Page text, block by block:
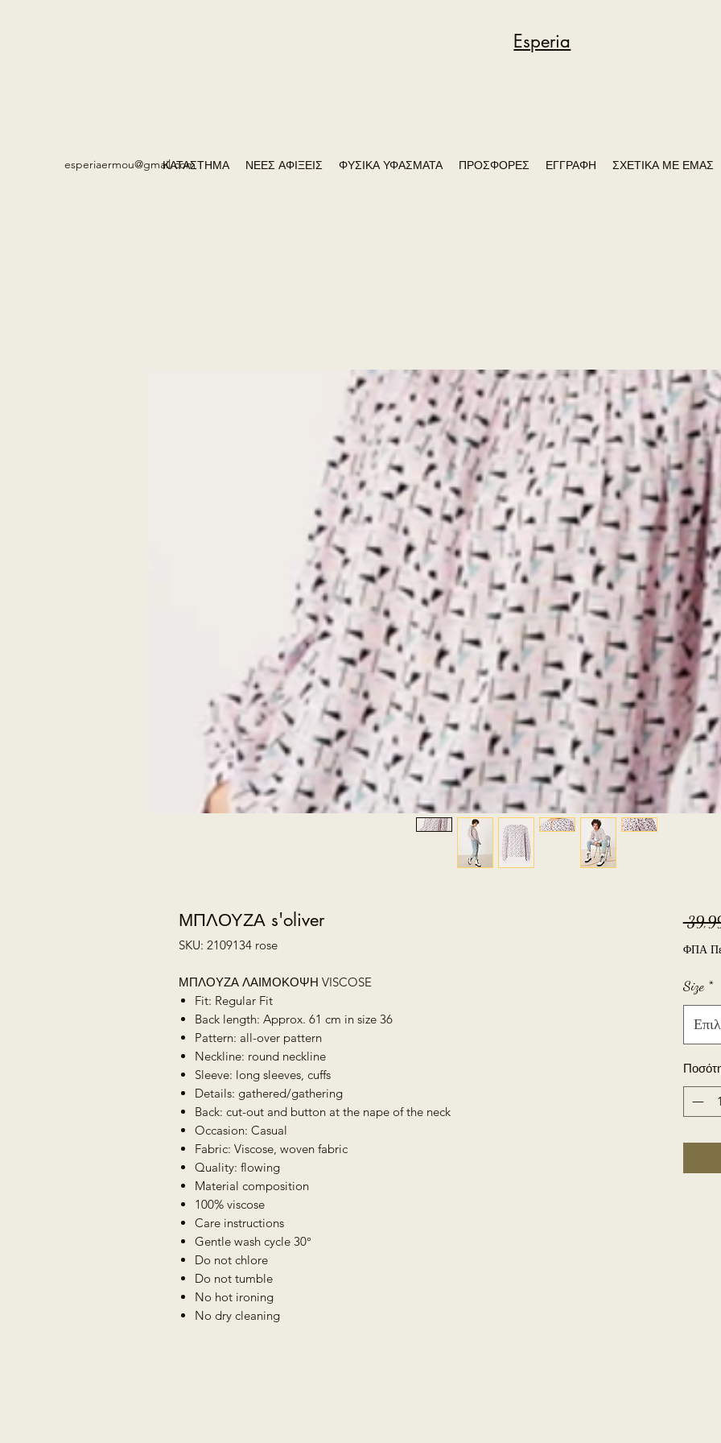
Esperia
esperiaermou@gmail.comΚΑΤΑΣΤΗΜΑ ΝΕΕΣ ΑΦΙΞΕΙΣ ΦΥΣΙΚΑ ΥΦΑΣΜΑΤΑ ΠΡΟΣΦΟΡΕΣ ΕΓΓΡΑΦΗ ΣΧΕΤΙΚΑ ΜΕ ΕΜΑΣ
ΜΠΛΟΥΖΑ s'oliver
SKU: 2109134 rose
ΜΠΛΟΥΖΑ ΛΑΙΜΟΚΟΨΗ VISCOSE
Fit: Regular Fit
Back length: Approx. 61 cm in size 36
Pattern: all-over pattern
Neckline: round neckline
Sleeve: long sleeves, cuffs
Details: gathered/gathering
Back: cut-out and button at the nape of the neck
Occasion: Casual
Fabric: Viscose, woven fabric
Quality: flowing
Material composition
100% viscose
Care instructions
Gentle wash cycle 30°
Do not chlore
Do not tumble
No hot ironing
No dry cleaning
ΦΠΑ
Size *